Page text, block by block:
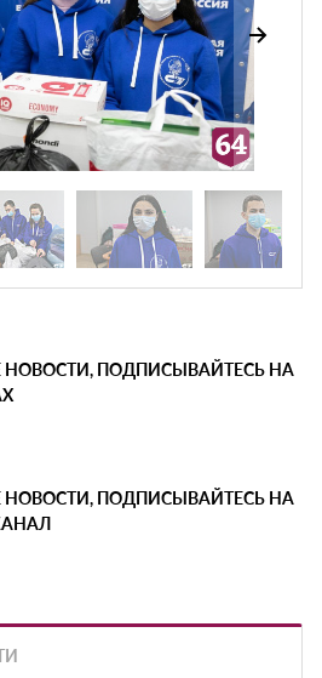
НОВОСТИ, ПОДПИСЫВАЙТЕСЬ НА
НОВОСТИ, ПОДПИСЫВАЙТЕСЬ НА